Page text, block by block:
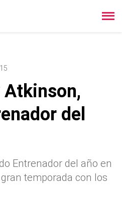
Atkinson,
del
Entrenador del año en
temporada con los